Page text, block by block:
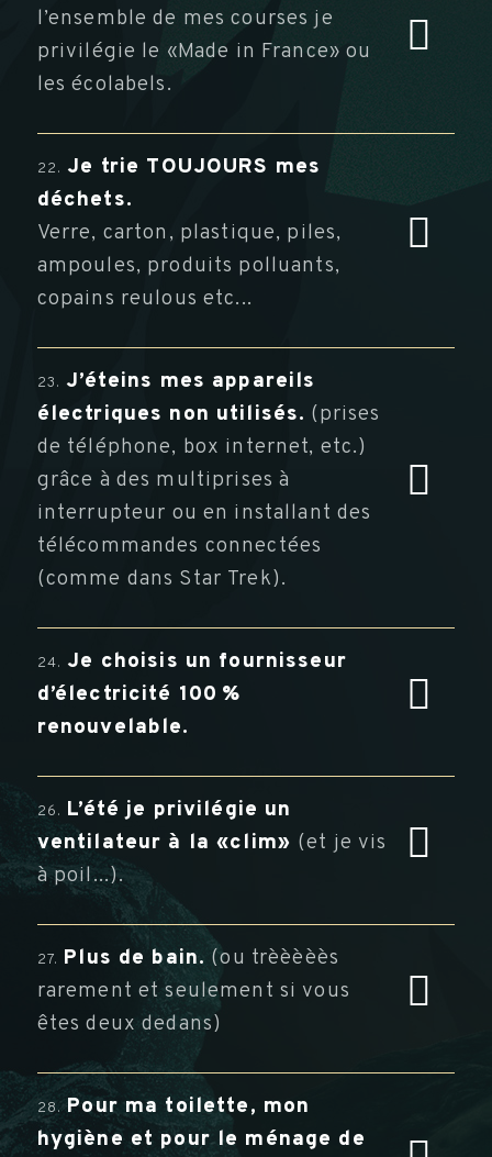
l’ensemble de mes courses je
privilégie le «Made in France» ou
les écolabels.
22. Je trie TOUJOURS mes
déchets.
Verre, carton, plastique, piles,
ampoules, produits polluants,
copains reulous etc...
23. J’éteins mes appareils
électriques non utilisés.
de téléphone, box internet, etc.)
grâce à des multiprises à
interrupteur ou en installant des
télécommandes connectées
(comme dans Star Trek).
24. Je choisis un fournisseur
d’électricité 100 %
renouvelable.
26. L’été je privilégie un
ventilateur à la «clim» (et je vis
à poil...).
27. Plus de bain. (ou trèèèèès
rarement et seulement si vous
êtes deux dedans)
28. Pour ma toilette, mon
hygiène et pour le ménage de